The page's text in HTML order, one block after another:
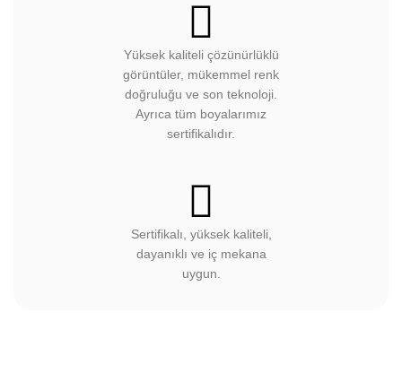
Yüksek kaliteli çözünürlüklü
görüntüler, mükemmel renk
doğruluğu ve son teknoloji.
Ayrıca tüm boyalarımız
sertifikalıdır.
Sertifikalı, yüksek kaliteli,
dayanıklı ve iç mekana
uygun.